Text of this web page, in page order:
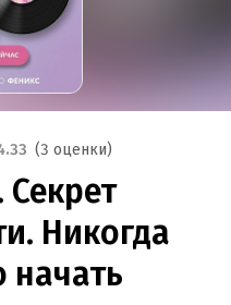
(3 оценки)
Секрет
Никогда
начать